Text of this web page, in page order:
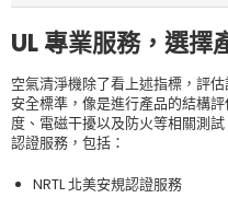
UL專業服務，選擇
空氣清淨機除了看上述指標，評
安全標準，像是進行產品的結構
度、電磁干擾以及防火等相關測
認證服務，包括：
NRTL 北美安規認證服務